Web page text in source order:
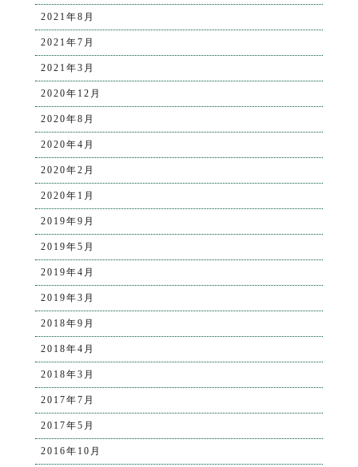
2021年8月
2021年7月
2021年3月
2020年12月
2020年8月
2020年4月
2020年2月
2020年1月
2019年9月
2019年5月
2019年4月
2019年3月
2018年9月
2018年4月
2018年3月
2017年7月
2017年5月
2016年10月